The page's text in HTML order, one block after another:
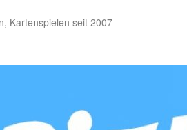
Kartenspielen seit 2007